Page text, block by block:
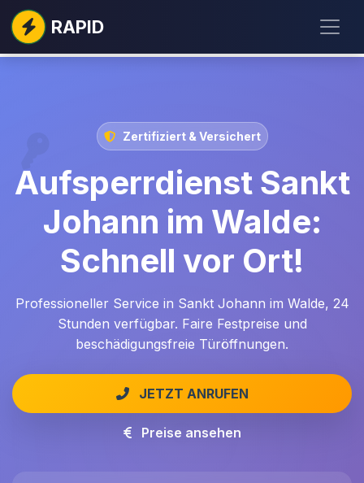
RAPID
Zertifiziert & Versichert
Aufsperrdienst Sankt
Johann im Walde:
Schnell vor Ort!
Professioneller Service in Sankt Johann im Walde, 24
Stunden verfügbar. Faire Festpreise und
beschädigungsfreie Türöffnungen.
JETZT ANRUFEN
Preise ansehen